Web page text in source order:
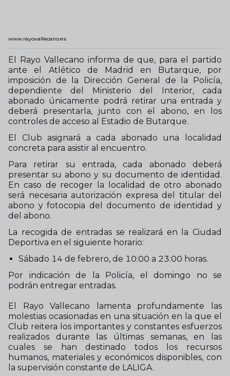
www.rayovallecano.es
El Rayo Vallecano informa de que, para el partido
ante el Atlético de Madrid en Butarque, por
imposición de la Dirección General de la Policía,
dependiente del Ministerio del Interior, cada
abonado únicamente podrá retirar una entrada y
deberá presentarla, junto con el abono, en los
controles de acceso al Estadio de Butarque.
El Club asignará a cada abonado una localidad
concreta para asistir al encuentro.
Para retirar su entrada, cada abonado deberá
presentar su abono y su documento de identidad.
En caso de recoger la localidad de otro abonado
será necesaria autorización expresa del titular del
abono y fotocopia del documento de identidad y
del abono.
La recogida de entradas se realizará en la Ciudad
Deportiva en el siguiente horario:
Sábado 14 de febrero, de 10:00 a 23:00 horas.
Por indicación de la Policía, el domingo no se
podrán entregar entradas.
El Rayo Vallecano lamenta profundamente las
molestias ocasionadas en una situación en la que el
Club reitera los importantes y constantes esfuerzos
realizados durante las últimas semanas, en las
cuales se han destinado todos los recursos
humanos, materiales y económicos disponibles, con
la supervisión constante de LALIGA.